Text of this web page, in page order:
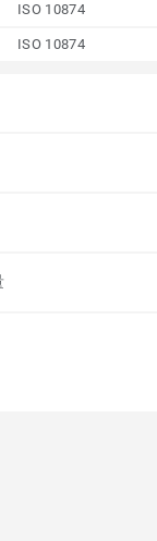
ISO 10874
ISO 10874